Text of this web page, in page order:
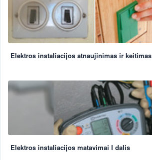
Elektros instaliacijos atnaujinimas ir keitimas
Elektros instaliacijos matavimai I dalis